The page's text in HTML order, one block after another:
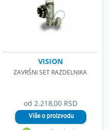
od 2.218,00 RSD
VISION
ZAVRŠNI SET RAZDELNIKA